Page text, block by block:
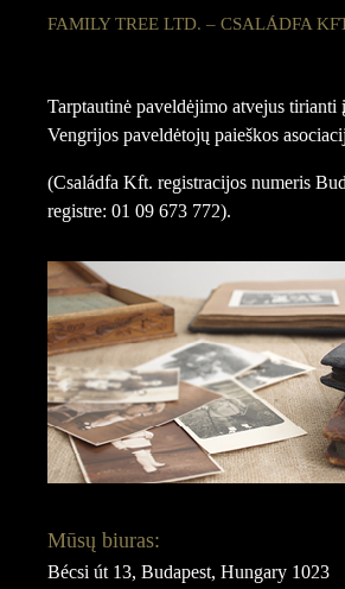
FAMILY TREE LTD. – CSALÁDFA
Tarptautinė paveldėjimo atvejus tirianti
Vengrijos paveldėtojų paieškos
(Családfa Kft. registracijos numeris
registre: 01 09 673 772).
Mūsų biuras:
Bécsi út 13, Budapest, Hungary 1023